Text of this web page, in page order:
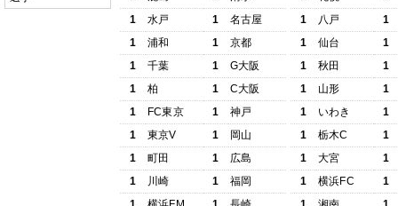
1
水戸 1
名古屋
1
浦和 1
京都
1
千葉 1
G大阪
1
柏 1
C大阪
1
FC東京 1
神戸
1
東京V 1
岡山
1
町田 1
広島
1
川崎 1
福岡
1
八戸
1
1
仙台
1
1
秋田
1
1
山形
1
1
いわき
1
1
栃木C
1
1
大宮
1
1
横浜FC
1